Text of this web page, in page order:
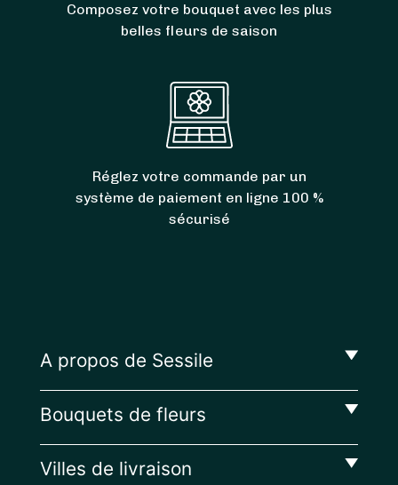
Composez votre bouquet avec les plus
belles fleurs de saison
Réglez votre commande par un
système de paiement en ligne 100 %
sécurisé
A propos de Sessile
Bouquets de fleurs
Villes de livraison